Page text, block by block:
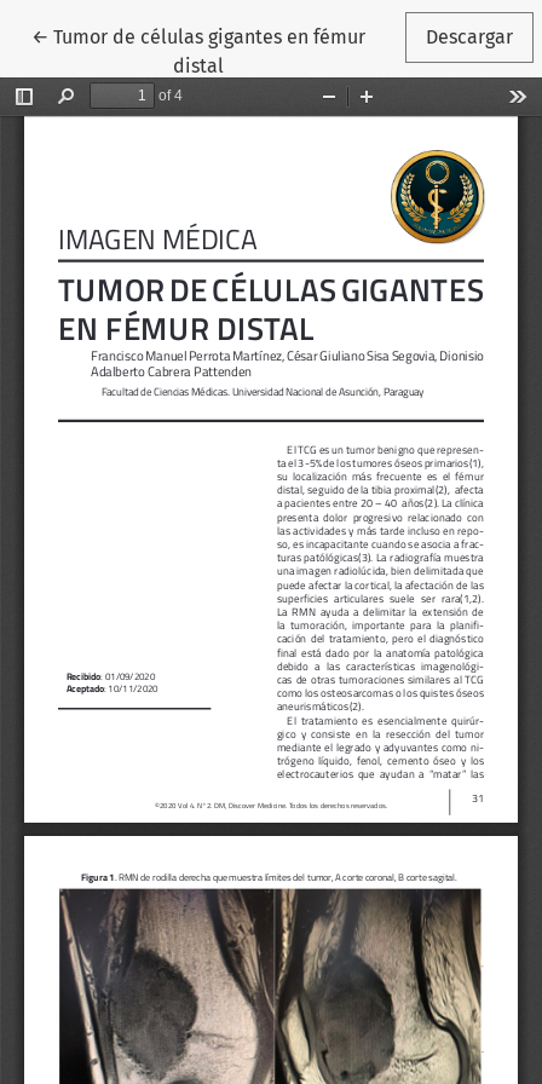
← Volver a los detalles del artículo
Tumor de células gigantes en fémur
distal
Descargar